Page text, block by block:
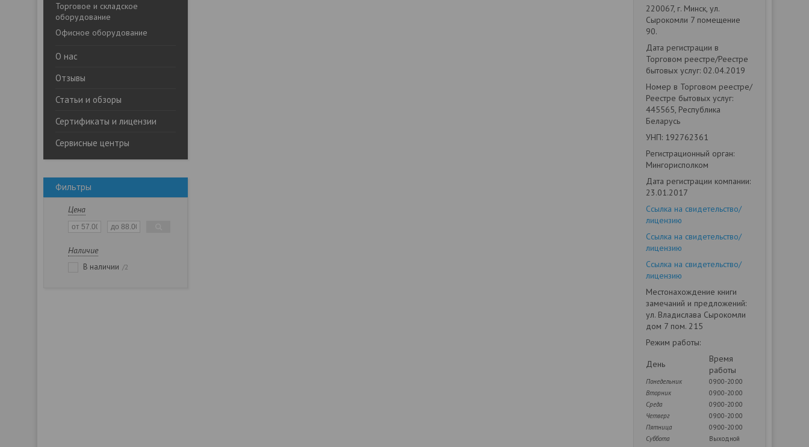
Торговое и складское
оборудование
Офисное оборудование
О нас
Отзывы
Статьи и обзоры
Сертификаты и лицензии
Сервисные центры
Фильтры
Цена
Наличие
В наличии 2
220067, г. Минск, ул.
Сырокомли 7 помещение
90.
Дата регистрации в
Торговом реестре/Реестре
бытовых услуг: 02.04.2019
Номер в Торговом реестре/
Реестре бытовых услуг:
445565, Республика
Беларусь
УНП: 192762361
Регистрационный орган:
Мингорисполком
Дата регистрации компании:
23.01.2017
Ссылка на свидетельство/
лицензию
Ссылка на свидетельство/
лицензию
Ссылка на свидетельство/
лицензию
Местонахождение книги
замечаний и предложений:
ул. Владислава Сырокомли
дом 7 пом. 215
Режим работы:
День
Время
работы
Понедельник
09:00-20:00
Вторник
09:00-20:00
Среда
09:00-20:00
Четверг
09:00-20:00
Пятница
09:00-20:00
Суббота
Выходной